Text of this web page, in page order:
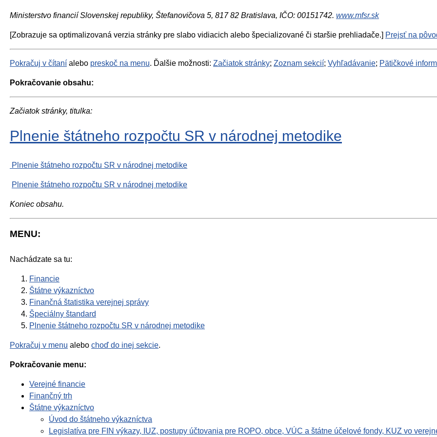
Ministerstvo financií Slovenskej republiky, Štefanovičova 5, 817 82 Bratislava, IČO: 00151742. www.mfsr.sk
[Zobrazuje sa optimalizovaná verzia stránky pre slabo vidiacich alebo špecializované či staršie prehliadače.] Prejsť na
Pokračuj v čítaní alebo preskoč na menu. Ďalšie možnosti: Začiatok stránky; Zoznam sekcií; Vyhľadávanie; Pätičkové
Pokračovanie obsahu:
Začiatok stránky, titulka:
Plnenie štátneho rozpočtu SR v národnej metodike
Plnenie štátneho rozpočtu SR v národnej metodike
Plnenie štátneho rozpočtu SR v národnej metodike
Koniec obsahu.
MENU:
Nachádzate sa tu:
Financie
Štátne výkazníctvo
Finančná štatistika verejnej správy
Špeciálny štandard
Plnenie štátneho rozpočtu SR v národnej metodike
Pokračuj v menu alebo choď do inej sekcie.
Pokračovanie menu:
Verejné financie
Finančný trh
Štátne výkazníctvo
Úvod do štátneho výkazníctva
Legislatíva pre FIN výkazy, IUZ, postupy účtovania pre ROPO, obce, VÚC a štátne účelové fondy, KUZ vo